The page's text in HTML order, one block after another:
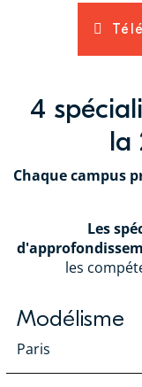
4
la
Chaque campus
Les
les
Modélisme
Paris